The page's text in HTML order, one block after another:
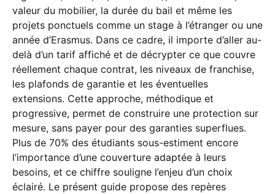
valeur du mobilier, la durée du bail et même les
projets ponctuels comme un stage à l’étranger ou une
année d’Erasmus. Dans ce cadre, il importe d’aller au-
delà d’un tarif affiché et de décrypter ce que couvre
réellement chaque contrat, les niveaux de franchise,
les plafonds de garantie et les éventuelles
extensions. Cette approche, méthodique et
progressive, permet de construire une protection sur
mesure, sans payer pour des garanties superflues.
Plus de 70% des étudiants sous-estiment encore
l’importance d’une couverture adaptée à leurs
besoins, et ce chiffre souligne l’enjeu d’un choix
éclairé. Le présent guide propose des repères